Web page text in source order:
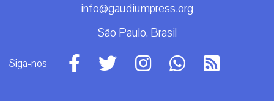
info@gaudiumpress.org
São Paulo, Brasil
Siga-nos